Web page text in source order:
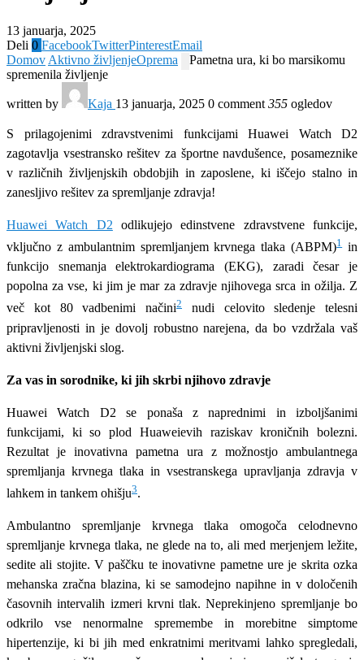
13 januarja, 2025
Deli 0 FacebookTwitterPinterestEmail
Domov Aktivno življenjeOprema
Pametna ura, ki bo marsikomu
spremenila življenje
written by Kaja 13 januarja, 2025 0 comment 355 ogledov
S prilagojenimi zdravstvenimi funkcijami Huawei Watch D2
zagotavlja vsestransko rešitev za športne navdušence, posameznike
v različnih življenjskih obdobjih in zaposlene, ki iščejo stalno in
zanesljivo rešitev za spremljanje zdravja!
Huawei Watch D2 odlikujejo edinstvene zdravstvene funkcije,
vključno z ambulantnim spremljanjem krvnega tlaka (ABPM)1 in
funkcijo snemanja elektrokardiograma (EKG), zaradi česar je
popolna za vse, ki jim je mar za zdravje njihovega srca in ožilja. Z
več kot 80 vadbenimi načini2
nudi celovito sledenje telesni
pripravljenosti in je dovolj robustno narejena, da bo vzdržala vaš
aktivni življenjski slog.
Za vas in sorodnike, ki jih skrbi njihovo zdravje
Huawei Watch D2 se ponaša z naprednimi in izboljšanimi
funkcijami, ki so plod Huaweievih raziskav kroničnih bolezni.
Rezultat je inovativna pametna ura z možnostjo ambulantnega
spremljanja krvnega tlaka in vsestranskega upravljanja zdravja v
lahkem in tankem ohišju3.
Ambulantno spremljanje krvnega tlaka omogoča celodnevno
spremljanje krvnega tlaka, ne glede na to, ali med merjenjem ležite,
sedite ali stojite. V paščku te inovativne pametne ure je skrita ozka
mehanska zračna blazina, ki se samodejno napihne in v določenih
časovnih intervalih izmeri krvni tlak. Neprekinjeno spremljanje bo
odkrilo vse nenormalne spremembe in morebitne simptome
hipertenzije, ki bi jih med enkratnimi meritvami lahko spregledali,